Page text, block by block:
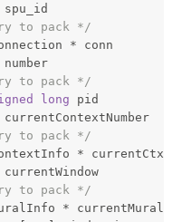
spu_id
to pack */
* conn
number
to pack */
long pid
currentContextNumber
to pack */
*
currentWindow
to pack */
* currentMural